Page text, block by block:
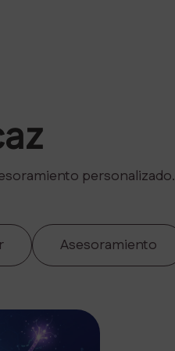
personalizado.
Asesoramiento